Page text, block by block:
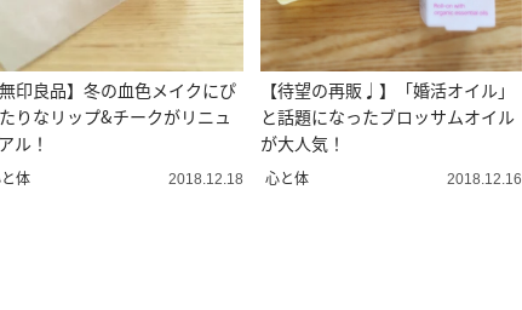
無印良品】冬の血色メイクにぴ
りなリップ&チークがリニュ
ル！
体 2018.12.18
【待望の再販♩】「婚活オイル」
と話題になったブロッサムオイル
が大人気！
心と体 2018.12.16